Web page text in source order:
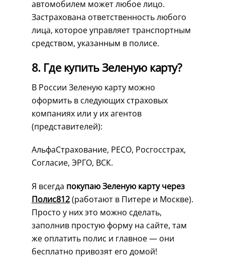
автомобилем может любое лицо.
Застрахована ответственность любого
лица, которое управляет транспортным
средством, указанным в полисе.
8. Где купить Зеленую карту?
В России Зеленую карту можно
оформить в следующих страховых
компаниях или у их агентов
(представителей):
АльфаСтрахование, РЕСО, Росгосстрах,
Согласие, ЭРГО, ВСК.
Я всегда покупаю Зеленую карту через
Полис812(работают в Питере и Москве).
Просто у них это можно сделать,
заполнив простую форму на сайте, там
же оплатить полис и главное — они
бесплатно привозят его домой!